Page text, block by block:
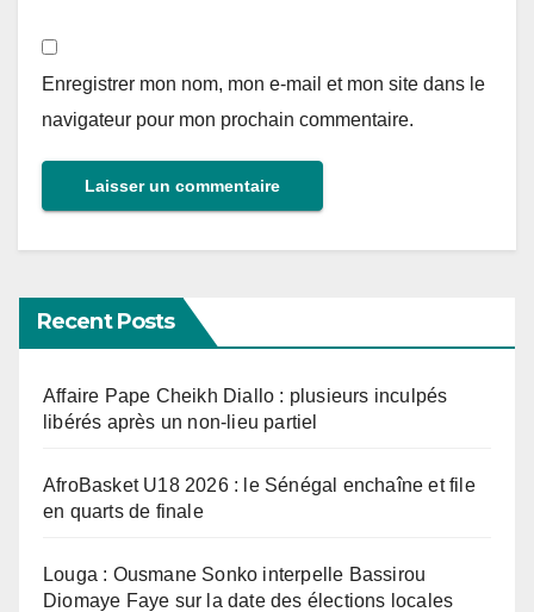
Enregistrer mon nom, mon e-mail et mon site dans le
navigateur pour mon prochain commentaire.
Recent Posts
Affaire Pape Cheikh Diallo : plusieurs inculpés
libérés après un non-lieu partiel
AfroBasket U18 2026 : le Sénégal enchaîne et file
en quarts de finale
Louga : Ousmane Sonko interpelle Bassirou
Diomaye Faye sur la date des élections locales